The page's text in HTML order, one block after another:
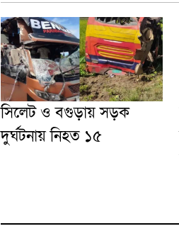
সিলেট ও বগুড়ায় সড়ক
দুর্ঘটনায় নিহত ১৫